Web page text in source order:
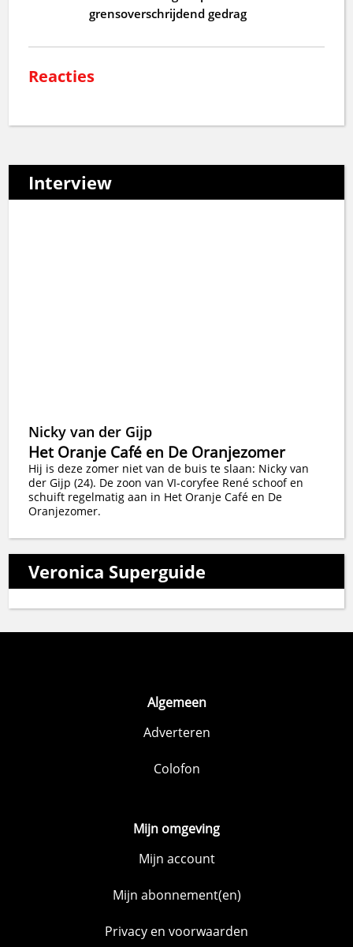
grensoverschrijdend gedrag
Reacties
Interview
Nicky van der Gijp
Het Oranje Café en De Oranjezomer
Hij is deze zomer niet van de buis te slaan: Nicky van
der Gijp (24). De zoon van VI-coryfee René schoof en
schuift regelmatig aan in Het Oranje Café en De
Oranjezomer.
Veronica Superguide
Algemeen
Adverteren
Colofon
Mijn omgeving
Mijn account
Mijn abonnement(en)
Privacy en voorwaarden